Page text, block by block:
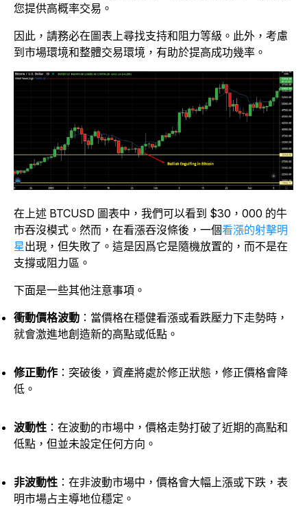
您提供高概率交易。
因此，請務必在圖表上尋找支持和阻力等級。此外，考慮
到市場環境和整體交易環境，有助於提高成功幾率。
在上述 BTCUSD 圖表中，我們可以看到 $30，000 的牛
市吞沒模式。然而，在看漲吞沒條後，一個看漲的射擊明
星出現，但失敗了。這是因爲它是隨機放置的，而不是在
支撐或阻力區。
下面是一些其他注意事項。
衝動價格波動 ：當價格在穩健看漲或看跌壓力下走勢時，
就會激進地創造新的高點或低點。
修正動作 ：突破後，資產將處於修正狀態，修正價格會降
低。
波動性 ：在波動的市場中，價格走勢打破了近期的高點和
低點，但並未設定任何方向。
非波動性 ：在非波動市場中，價格會大幅上漲或下跌，表
明市場占主導地位穩定。